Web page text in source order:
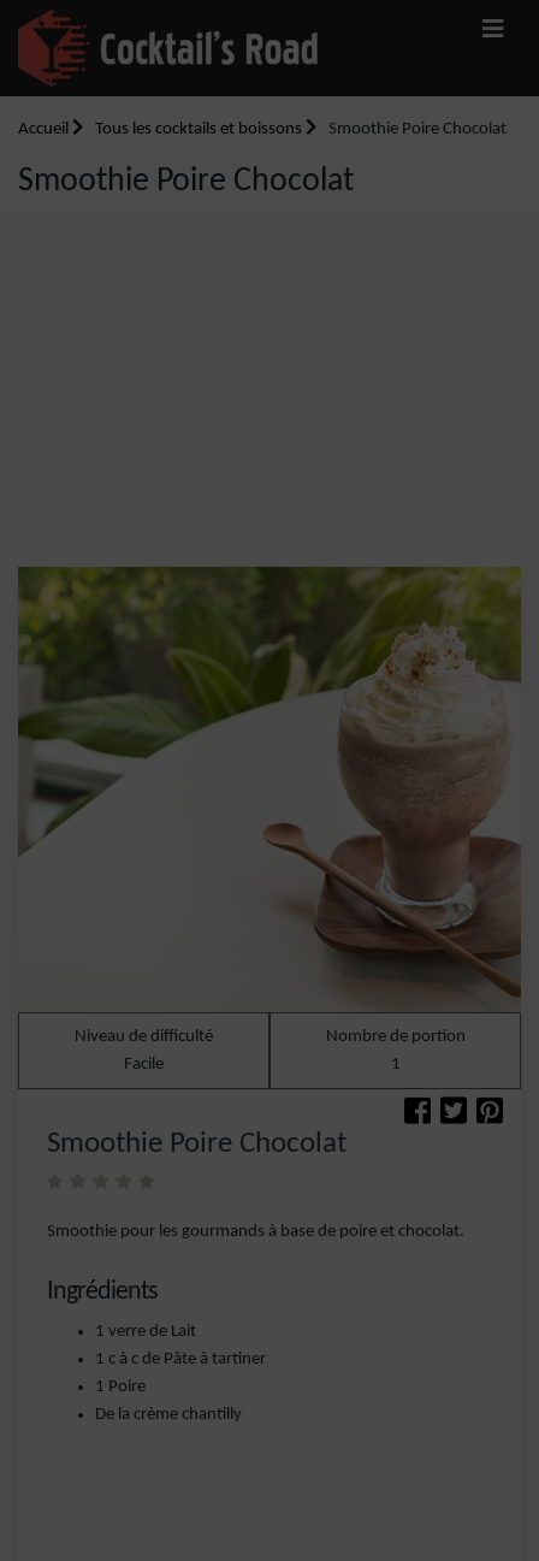
Accueil Tous les cocktails et boissons Smoothie Poire Chocolat
Smoothie Poire Chocolat
Niveau de difficulté
Facile
Nombre de portion
1
Smoothie Poire Chocolat
Smoothie pour les gourmands à base de poire et chocolat.
Ingrédients
1 verre de Lait
1 c à c de Pâte à tartiner
1 Poire
De la crème chantilly